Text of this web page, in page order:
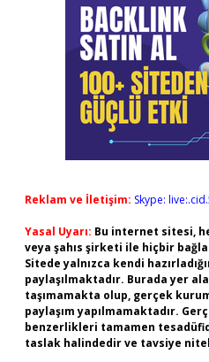
Reklam ve İletişim: Skype:
Yasal Uyarı: Bu internet sitesi,
veya şahıs şirketi ile hiçbir
Sitede yalnızca kendi
paylaşılmaktadır. Burada yer
taşımamakta olup, gerçek
paylaşım yapılmamaktadır.
benzerlikleri tamamen
taslak halindedir ve tavsiye